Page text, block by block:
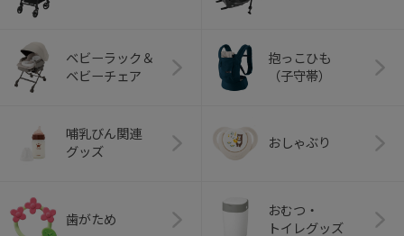
ベビーラック＆
ベビーチェア
抱っこひも
（子守帯）
哺乳びん関連
グッズ
おしゃぶり
歯がため
おむつ・
トイレグッズ